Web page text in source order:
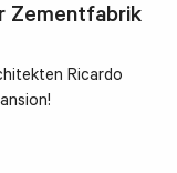
Zementfabrik
Ricardo